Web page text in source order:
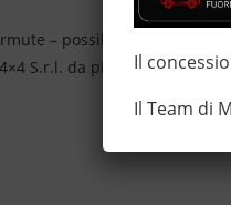
– possibilità di
S.r.l. da più di 20 anni
Il
Il Team di